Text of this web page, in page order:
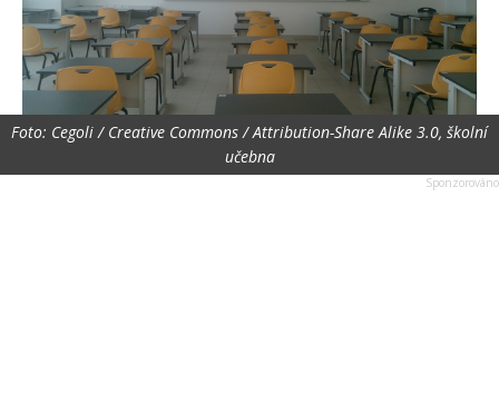
Foto: Cegoli / Creative Commons / Attribution-Share Alike 3.0, školní
učebna